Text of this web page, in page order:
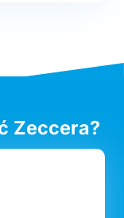
Zeccera?